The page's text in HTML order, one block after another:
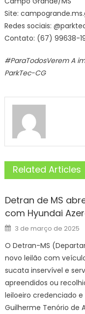
Site:
Redes sociais:
Contato: (67) 99638-
#ParaTodosVerem A
ParkTec-CG
Related Articles
Detran de MS
com Hyundai
Posted
on
3 de março de 2025
O Detran-MS
novo leilão com
sucata inservível e
apreendidos ou
leiloeiro credenciado
Guilherme Tenório de